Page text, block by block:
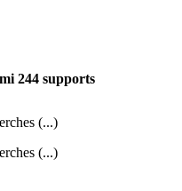
244 supports
(...)
(...)